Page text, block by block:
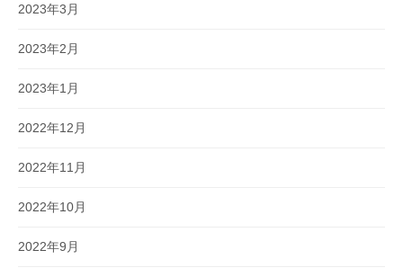
2023年3月
2023年2月
2023年1月
2022年12月
2022年11月
2022年10月
2022年9月